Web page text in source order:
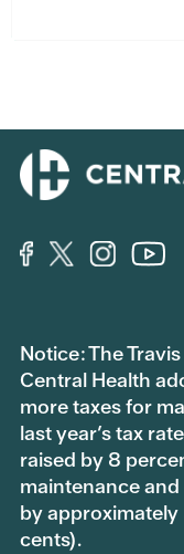
Notice: The
Central Health
more taxes for
last year’s tax
raised by 8
maintenance
by
cents).